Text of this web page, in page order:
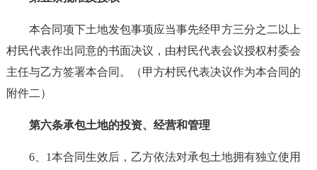
本合同项下土地发包事项应当事先经甲方三分之二以上
村民代表作出同意的书面决议，由村民代表会议授权村委会
主任与乙方签署本合同。（甲方村民代表决议作为本合同的
附件二）
第六条承包土地的投资、经营和管理
6、1本合同生效后，乙方依法对承包土地拥有独立使用